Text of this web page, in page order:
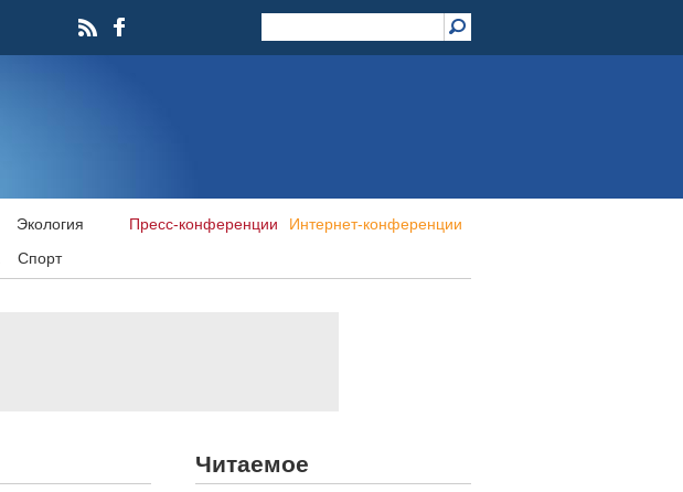
Экология
Спорт
Пресс-конференции Интернет-конференции
Читаемое